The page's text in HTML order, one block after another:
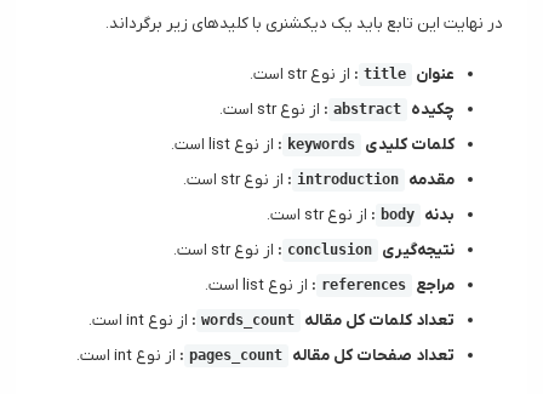
در نهایت این تابع باید یک دیکشنری با کلیدهای زیر برگرداند.
عنوان title
: از نوع str است.
چکیده
abstract
: از نوع str است.
کلمات کلیدی
keywords
: از نوع list است.
مقدمه
introduction
: از نوع str است.
بدنه
body
: از نوع str است.
نتیجه‌گیری
conclusion
: از نوع str است.
مراجع
references
: از نوع list است.
تعداد کلمات کل مقاله
words_count
: از نوع int است.
تعداد صفحات کل مقاله
pages_count
: از نوع int است.